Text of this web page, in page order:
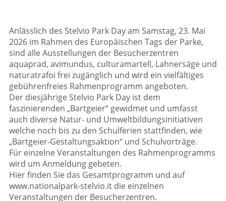
Anlässlich des Stelvio Park Day am Samstag, 23. Mai
2026 im Rahmen des Europäischen Tags der Parke,
sind alle Ausstellungen der Besucherzentren
aquaprad, avimundus, culturamartell, Lahnersäge und
naturatrafoi frei zugänglich und wird ein vielfältiges
gebührenfreies Rahmenprogramm angeboten.
Der diesjährige Stelvio Park Day ist dem
faszinierenden „Bartgeier“ gewidmet und umfasst
auch diverse Natur- und Umweltbildungsinitiativen
welche noch bis zu den Schulferien stattfinden, wie
„Bartgeier-Gestaltungsaktion“ und Schulvorträge.
Für einzelne Veranstaltungen des Rahmenprogramms
wird um Anmeldung gebeten.
Hier finden Sie das Gesamtprogramm und auf
www.nationalpark-stelvio.it die einzelnen
Veranstaltungen der Besucherzentren.